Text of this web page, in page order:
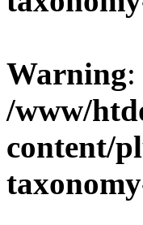
Warning
/www/
content/